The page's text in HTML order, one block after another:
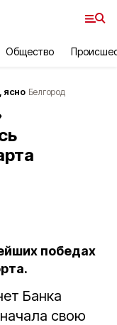
Общество
ясно Белгород
победах
Банка
свою